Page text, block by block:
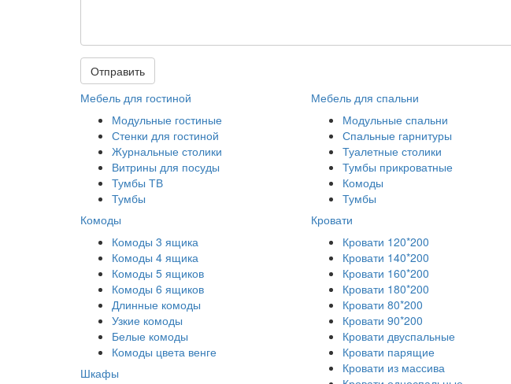
Отправить
Мебель для гостиной
Модульные гостиные
Стенки для гостиной
Журнальные столики
Витрины для посуды
Тумбы ТВ
Тумбы
Комоды
Комоды 3 ящика
Комоды 4 ящика
Комоды 5 ящиков
Комоды 6 ящиков
Длинные комоды
Узкие комоды
Белые комоды
Комоды цвета венге
Шкафы
Мебель для спальни
Модульные спальни
Спальные гарнитуры
Туалетные столики
Тумбы прикроватные
Комоды
Тумбы
Кровати
Кровати 120*200
Кровати 140*200
Кровати 160*200
Кровати 180*200
Кровати 80*200
Кровати 90*200
Кровати двуспальные
Кровати парящие
Кровати из массива